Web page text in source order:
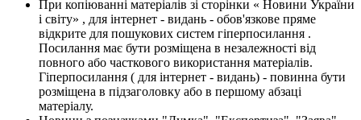
При копіюванні матеріалів зі сторінки « Новини України
і світу» , для інтернет - видань - обов'язкове пряме
відкрите для пошукових систем гіперпосилання .
Посилання має бути розміщена в незалежності від
повного або часткового використання матеріалів.
Гіперпосилання ( для інтернет - видань) - повинна бути
розміщена в підзаголовку або в першому абзаці
матеріалу.